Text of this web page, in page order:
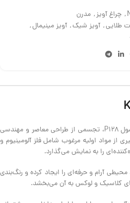
, چراغ آویز, مدرن
طلایی, آویز شیک, آویز مینیمال,
آویز مینیمال Kloody، با کد محصول P128، تجسمی از طراحی معاصر و مهندسی
از مواد اولیه مرغوب شامل فلز آلومینیوم و
را به نمایش می‌گذارد.
آرام و حرفه‌ای را ایجاد کرده و رنگ‌بندی
کلاسیک و لوکس به آن می‌بخشد.